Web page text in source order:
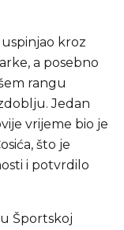
kroz
a posebno
rangu
Jedan
vrijeme bio je
što je
i potvrdilo
Športskoj